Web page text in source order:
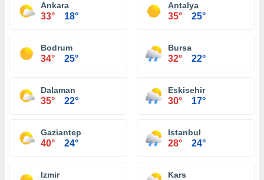
Ankara
33° 18°
Antalya
35° 25°
Bodrum
34° 25°
Bursa
32° 22°
Dalaman
35° 22°
Eskisehir
30° 17°
Gaziantep
40° 24°
Istanbul
28° 24°
Izmir Kars